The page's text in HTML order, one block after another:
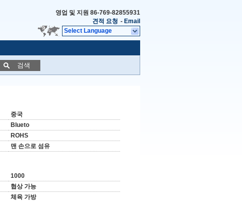
영업 및 지원 86-769-82855931
견적 요청 - Email
Select Language
검색
중국
Blueto
ROHS
맨 손으로 섬유
1000
협상 가능
체육 가방